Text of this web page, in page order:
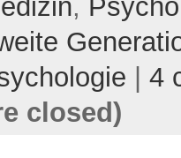
,
4
closed)